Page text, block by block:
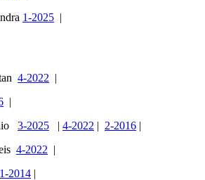
1-2025 |
4-2022 |
|
3-2025 | 4-2022 | 2-2016 |
4-2022 |
1-2014 |